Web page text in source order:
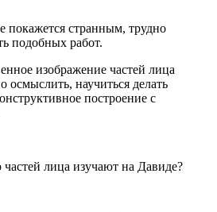
покажется странным, трудно
подобных работ.
изображение частей лица
научиться делать
построение с
лица изучают на Давиде?